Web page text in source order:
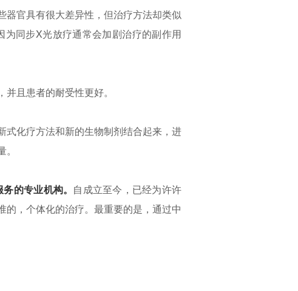
器官具有很大差异性，但治疗方法却类似
同步X光放疗通常会加剧治疗的副作用
且患者的耐受性更好。
式化疗方法和新的生物制剂结合起来，进
的专业机构。 自成立至今，已经为许许
，个体化的治疗。最重要的是，通过中